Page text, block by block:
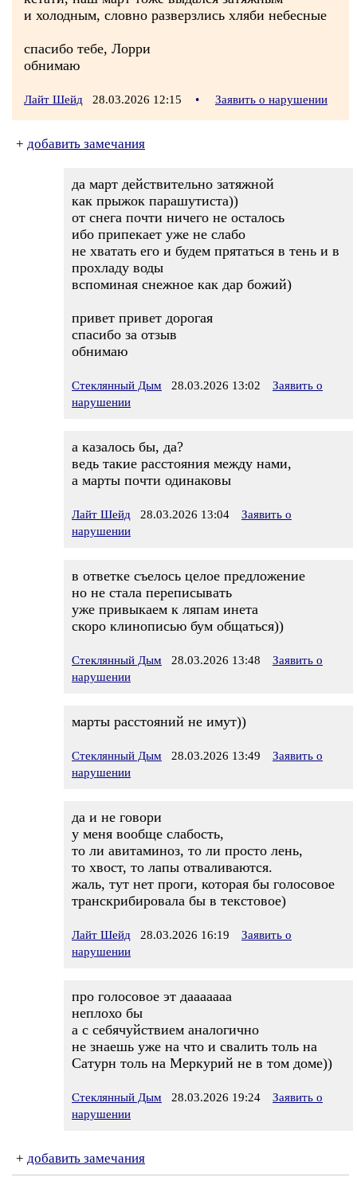
и холодным, словно разверзлись хляби небесные
спасибо тебе, Лорри
обнимаю
Лайт Шейд 28.03.2026 12:15 • Заявить о нарушении
+ добавить замечания
да март действительно затяжной
как прыжок парашутиста))
от снега почти ничего не осталось
ибо припекает уже не слабо
не хватать его и будем прятаться в тень и в
прохладу воды
вспоминая снежное как дар божий)
привет привет дорогая
спасибо за отзыв
обнимаю
Стеклянный Дым 28.03.2026 13:02
Заявить о
нарушении
а казалось бы, да?
ведь такие расстояния между нами,
а марты почти одинаковы
Лайт Шейд 28.03.2026 13:04
Заявить о
нарушении
в ответке съелось целое предложение
но не стала переписывать
уже привыкаем к ляпам инета
скоро клинописью бум общаться))
Стеклянный Дым 28.03.2026 13:48
Заявить о
нарушении
марты расстояний не имут))
Стеклянный Дым 28.03.2026 13:49
Заявить о
нарушении
да и не говори
у меня вообще слабость,
то ли авитаминоз, то ли просто лень,
то хвост, то лапы отваливаются.
жаль, тут нет проги, которая бы голосовое
транскрибировала бы в текстовое)
Лайт Шейд 28.03.2026 16:19
Заявить о
нарушении
про голосовое эт дааааааа
неплохо бы
а с себячуйствием аналогично
не знаешь уже на что и свалить толь на
Сатурн толь на Меркурий не в том доме))
Стеклянный Дым 28.03.2026 19:24
Заявить о
нарушении
+ добавить замечания